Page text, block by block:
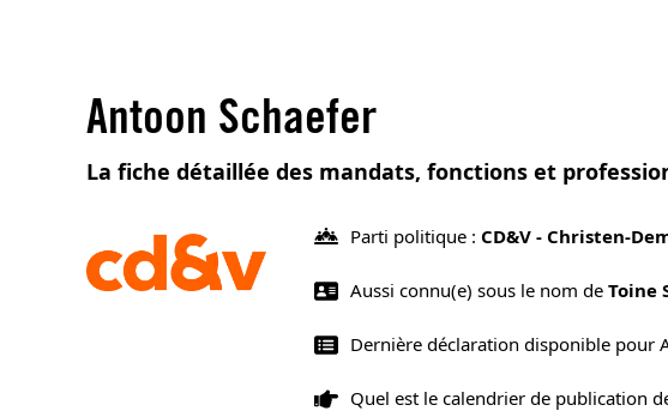
Antoon Schaefer
La fiche détaillée des mandats, fonctions et
Parti politique : CD&V - Christen-
Aussi connu(e) sous le nom de Toine
Dernière déclaration disponible pour
Quel est le calendrier de publication